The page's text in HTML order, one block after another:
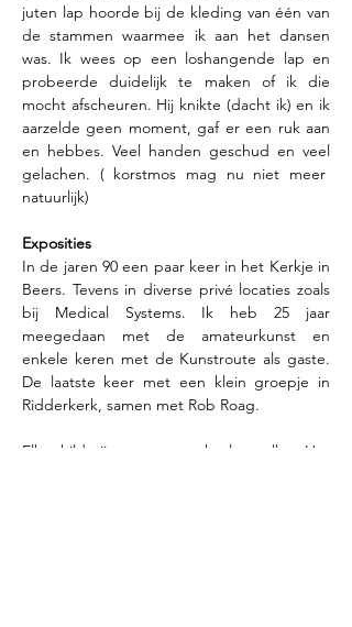
juten lap hoorde bij de kleding van één van
de stammen waarmee ik aan het dansen
was. Ik wees op een loshangende lap en
probeerde duidelijk te maken of ik die
mocht afscheuren. Hij knikte (dacht ik) en ik
aarzelde geen moment, gaf er een ruk aan
en hebbes. Veel handen geschud en veel
gelachen. ( korstmos mag nu niet meer
natuurlijk)
Exposities
In de jaren 90 een paar keer in het Kerkje in
Beers. Tevens in diverse privé locaties zoals
bij Medical Systems. Ik heb 25 jaar
meegedaan met de amateurkunst en
enkele keren met de Kunstroute als gaste.
De laatste keer met een klein groepje in
Ridderkerk, samen met Rob Roag.
Elk schilderij moet een verhaal vertellen. Het